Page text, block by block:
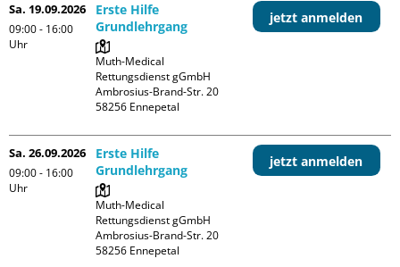
Sa. 19.09.2026
09:00 - 16:00
Uhr
Erste Hilfe
Grundlehrgang
Muth-Medical
Rettungsdienst gGmbH
Ambrosius-Brand-Str. 20
jetzt anmelden
Sa. 26.09.2026
09:00 - 16:00
Uhr
Erste Hilfe
Grundlehrgang
Muth-Medical
Rettungsdienst gGmbH
Ambrosius-Brand-Str. 20
jetzt anmelden